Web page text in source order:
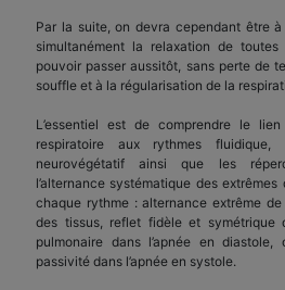
Par la suite, on devra cependant être
simultanément la relaxation de
pouvoir passer aussitôt, sans perte de
souffle et à la régularisation de la
L’essentiel est de comprendre le
respiratoire aux rythmes fluidique,
neurovégétatif ainsi que les
l’alternance systématique des
chaque rythme : alternance extrême
des tissus, reflet fidèle et symétrique
pulmonaire dans l’apnée en
passivité dans l’apnée en systole.